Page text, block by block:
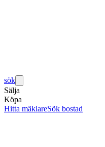
sök
Sälja
Köpa
Hitta mäklareSök bostad